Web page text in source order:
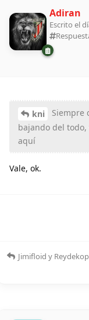
Adiran
Escrito el
kni
Siempre
bajando del todo,
aquí
Vale, ok.
Jimifloid y